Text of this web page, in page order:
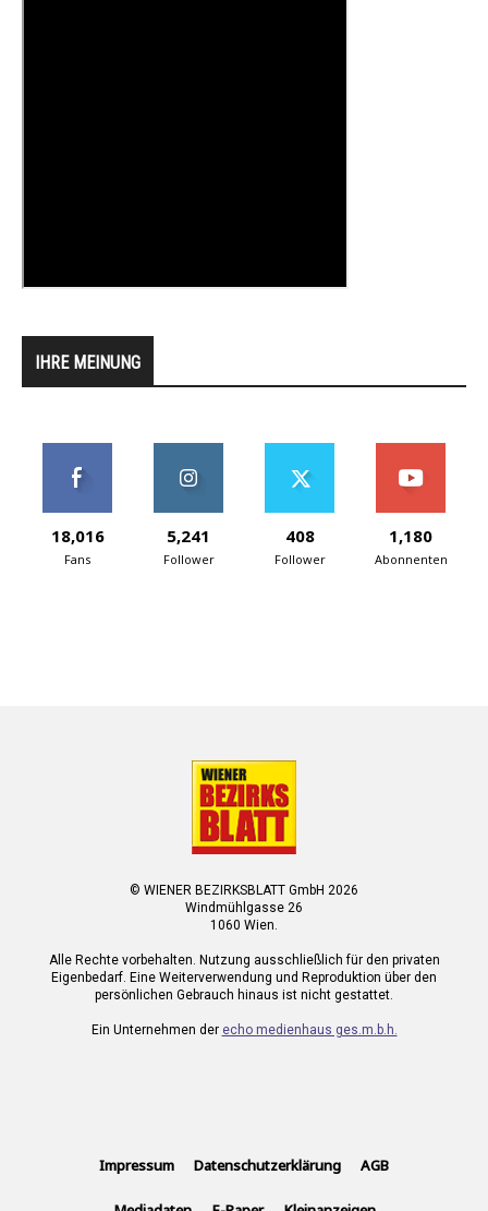
IHRE MEINUNG
18,016
Fans
5,241
Follower
408
Follower
1,180
Abonnenten
© WIENER BEZIRKSBLATT GmbH 2026
Windmühlgasse 26
1060 Wien.
Alle Rechte vorbehalten. Nutzung ausschließlich für den privaten
Eigenbedarf. Eine Weiterverwendung und Reproduktion über den
persönlichen Gebrauch hinaus ist nicht gestattet.
Ein Unternehmen der echo medienhaus ges.m.b.h.
Impressum Datenschutzerklärung AGB